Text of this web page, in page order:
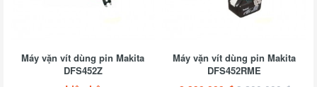
Máy vặn vít dùng pin Makita
DFS452Z
Máy vặn vít dùng pin Makita
DFS452RME